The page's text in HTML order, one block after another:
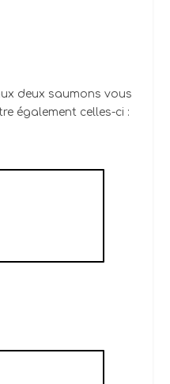
deux saumons vous
également celles-ci :